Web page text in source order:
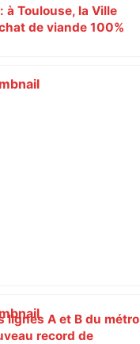
à Toulouse, la Ville
de viande 100%
lignes A et B du métro
record de